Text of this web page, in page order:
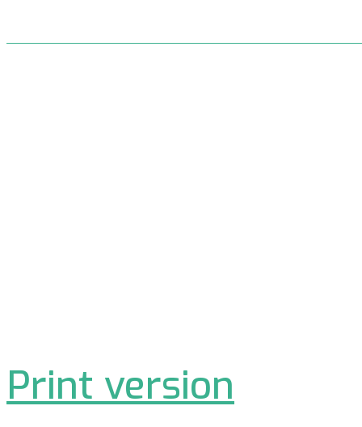
Print version